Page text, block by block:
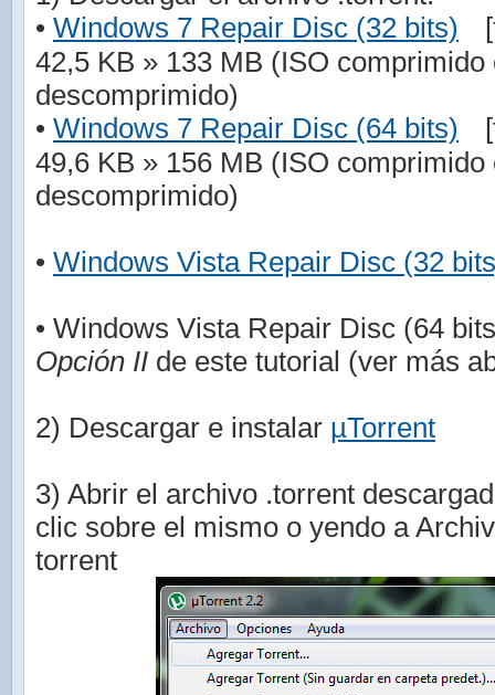
• Windows 7 Repair Disc (32 bits)
42,5 KB » 133 MB (ISO comprimido
descomprimido)
• Windows 7 Repair Disc (64 bits)
49,6 KB » 156 MB (ISO comprimido
descomprimido)
• Windows Vista Repair Disc (32
• Windows Vista Repair Disc (64
Opción II de este tutorial (ver más
2) Descargar e instalar µTorrent
3) Abrir el archivo .torrent
clic sobre el mismo o yendo a
torrent